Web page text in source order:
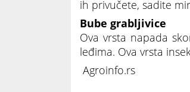
ih privučete, sadite
Bube grabljivice
Ova vrsta napada
leđima. Ova vrsta
Agroinfo.rs